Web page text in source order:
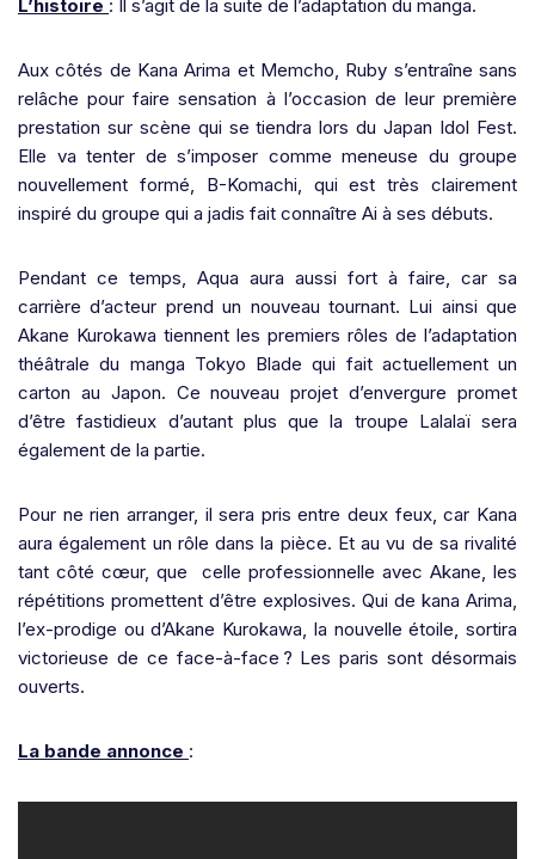
L’histoire : Il s’agit de la suite de l’adaptation du manga.
Aux côtés de Kana Arima et Memcho, Ruby s’entraîne sans
relâche pour faire sensation à l’occasion de leur première
prestation sur scène qui se tiendra lors du Japan Idol Fest.
Elle va tenter de s’imposer comme meneuse du groupe
nouvellement formé, B-Komachi, qui est très clairement
inspiré du groupe qui a jadis fait connaître Ai à ses débuts.
Pendant ce temps, Aqua aura aussi fort à faire, car sa
carrière d’acteur prend un nouveau tournant. Lui ainsi que
Akane Kurokawa tiennent les premiers rôles de l’adaptation
théâtrale du manga Tokyo Blade qui fait actuellement un
carton au Japon. Ce nouveau projet d’envergure promet
d’être fastidieux d’autant plus que la troupe Lalalaï sera
également de la partie.
Pour ne rien arranger, il sera pris entre deux feux, car Kana
aura également un rôle dans la pièce. Et au vu de sa rivalité
tant côté cœur, que celle professionnelle avec Akane, les
répétitions promettent d’être explosives. Qui de kana Arima,
l’ex-prodige ou d’Akane Kurokawa, la nouvelle étoile, sortira
victorieuse de ce face-à-face ? Les paris sont désormais
ouverts.
La bande annonce :